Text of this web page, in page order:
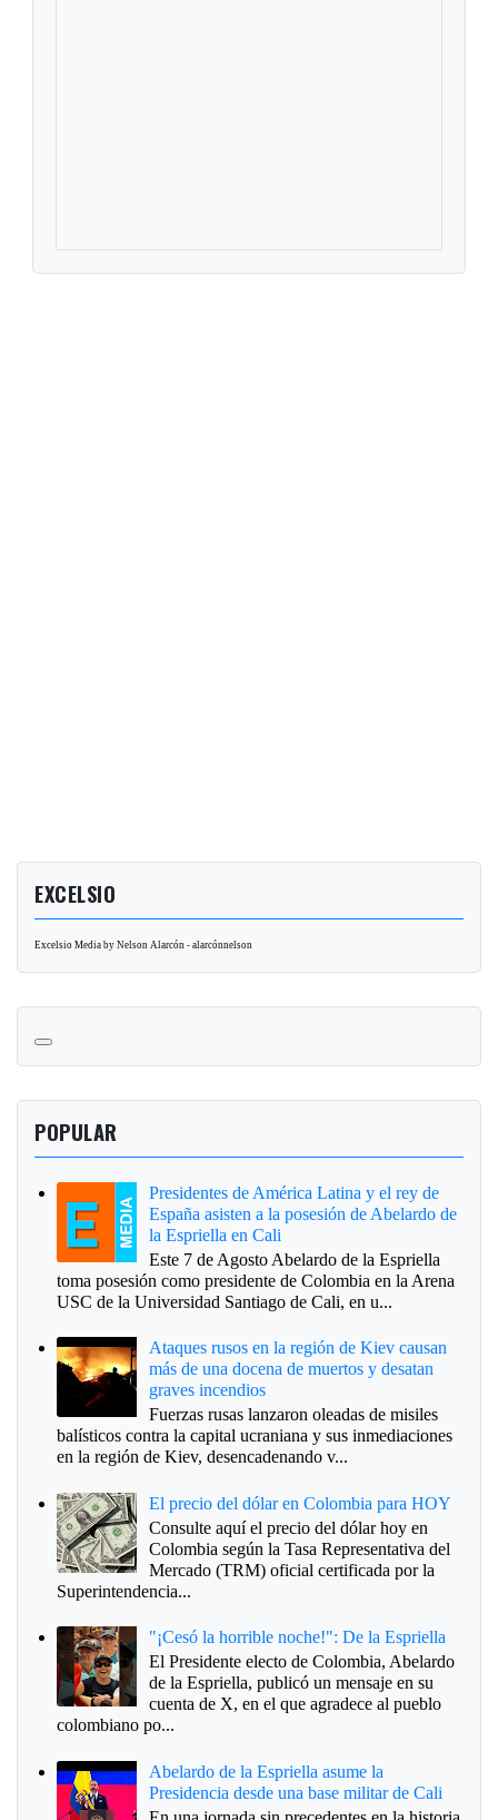
EXCELSIO
Excelsio Media by Nelson Alarcón - alarcónnelson
POPULAR
Presidentes de América Latina y el rey de
España asisten a la posesión de Abelardo de
la Espriella en Cali
Este 7 de Agosto Abelardo de la Espriella
toma posesión como presidente de Colombia en la Arena
USC de la Universidad Santiago de Cali, en u...
Ataques rusos en la región de Kiev causan
más de una docena de muertos y desatan
graves incendios
Fuerzas rusas lanzaron oleadas de misiles
balísticos contra la capital ucraniana y sus inmediaciones
en la región de Kiev, desencadenando v...
El precio del dólar en Colombia para HOY
Consulte aquí el precio del dólar hoy en
Colombia según la Tasa Representativa del
Mercado (TRM) oficial certificada por la
Superintendencia...
"¡Cesó la horrible noche!": De la Espriella
El Presidente electo de Colombia, Abelardo
de la Espriella, publicó un mensaje en su
cuenta de X, en el que agradece al pueblo
colombiano po...
Abelardo de la Espriella asume la
Presidencia desde una base militar de Cali